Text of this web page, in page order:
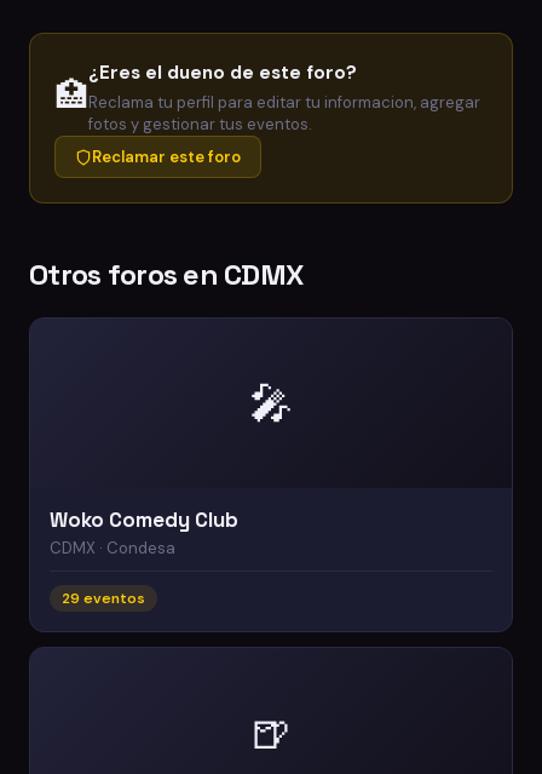
🏥
¿Eres el dueno de este foro?
Reclama tu perfil para editar tu informacion, agregar
fotos y gestionar tus eventos.
Reclamar este foro
Otros foros en CDMX
🎤
Woko Comedy Club
CDMX · Condesa
29 eventos
🍺